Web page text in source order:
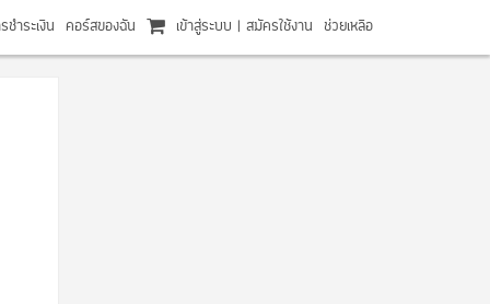
เข้าสู่ระบบ | สมัครใช้งาน ช่วยเหลือ
ชำระเงิน คอร์สของฉัน